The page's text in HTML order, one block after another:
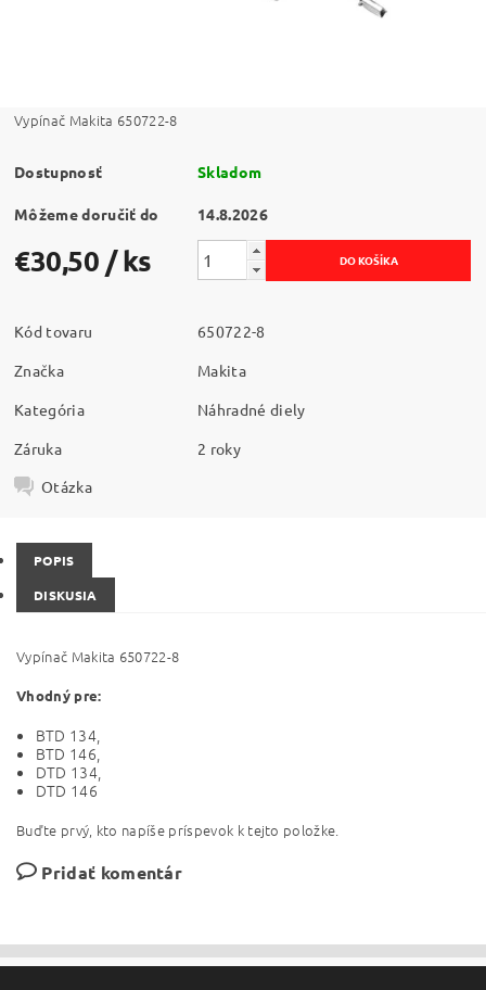
Vypínač Makita 650722-8
Dostupnosť Skladom
Môžeme doručiť do 14.8.2026
€30,50 / ks
Kód tovaru
650722-8
Značka
Makita
Kategória
Náhradné diely
Záruka
2 roky
Otázka
POPIS
DISKUSIA
Vypínač Makita 650722-8
Vhodný pre:
BTD 134,
BTD 146,
DTD 134,
DTD 146
Buďte prvý, kto napíše príspevok k tejto položke.
Pridať komentár